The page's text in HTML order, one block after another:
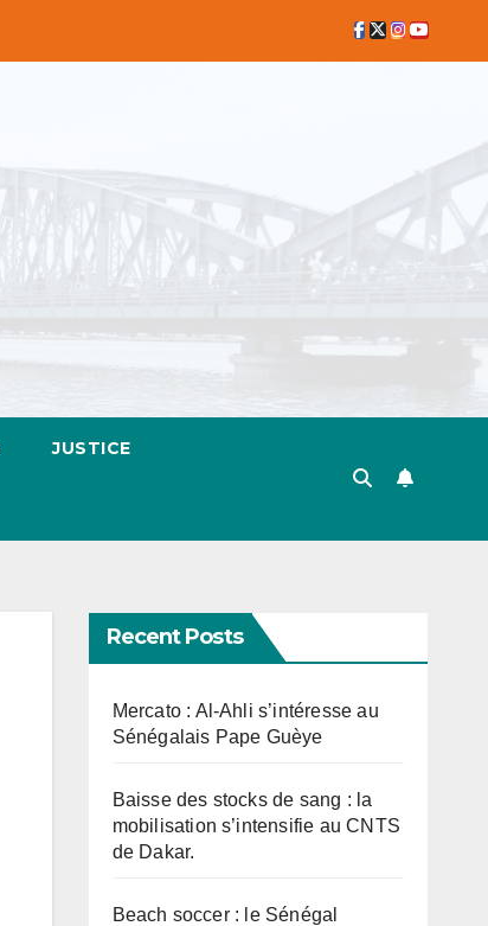
JUSTICE
Recent Posts
Mercato : Al-Ahli s’intéresse au
Sénégalais Pape Guèye
Baisse des stocks de sang : la
mobilisation s’intensifie au CNTS
de Dakar.
Beach soccer : le Sénégal